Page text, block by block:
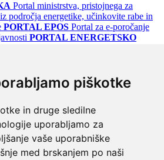
piškotke
in druge sledilne
uporabljamo za
vaše uporabniške
med brskanjem po naši
Portal ministrstva, pristojnega za
področja energetike, učinkovite rabe in
PORTAL EPOS Portal za e-poročanje
PORTAL ENERGETSKO
sistemov
izkaznic - za izdelovalce in
Osrednje spletno mesto o državni
Državni portal za podjetja in
Državni portal odprtih podatkov